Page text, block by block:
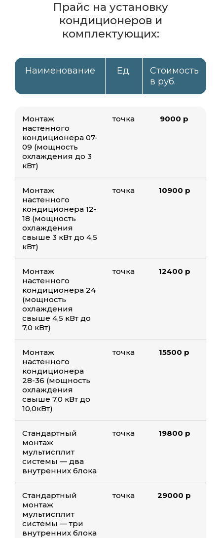
Прайс на установку
кондиционеров и
комплектующих:
Наименование Ед.
Стоимость
в руб.
Монтаж
настенного
кондиционера 07-
09 (мощность
охлаждения до 3
кВт)
точка 9000 р
Монтаж
настенного
кондиционера 12-
18 (мощность
охлаждения
свыше 3 кВт до 4,5
кВт)
точка 10900 р
Монтаж
настенного
кондиционера 24
(мощность
охлаждения
свыше 4,5 кВт до
7,0 кВт)
точка 12400 р
Монтаж
настенного
кондиционера
28-36 (мощность
охлаждения
свыше 7,0 кВт до
10,0кВт)
точка 15500 р
Стандартный
монтаж
мультисплит
системы — два
внутренних блока
точка 19800 р
Стандартный
монтаж
мультисплит
системы — три
внутренних блока
точка 29000 р